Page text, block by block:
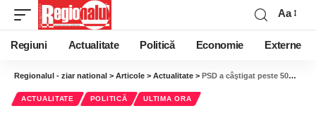
Aa
Regiuni Actualitate Politică Economie Externe
Regionalul - ziar national > Articole > Actualitate > PSD a câştigat peste 50% din mandatele de primari în întreaga ţară
ACTUALITATE POLITICĂ ULTIMA ORA